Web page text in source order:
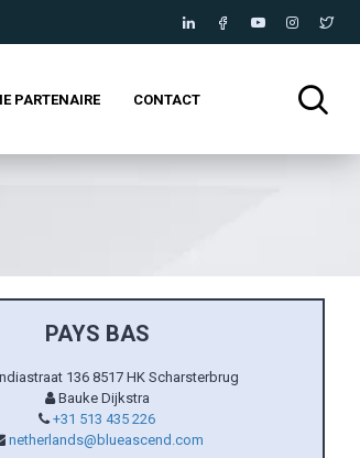
PARTENAIRE CONTACT
PAYS BAS
136 8517 HK Scharsterbrug
Bauke Dijkstra
+31 513 435 226
netherlands@blueascend.com